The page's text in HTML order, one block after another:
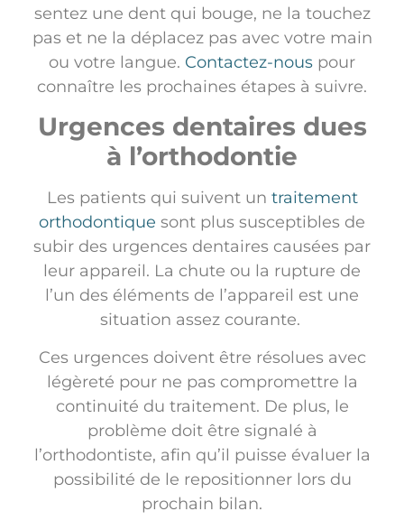
sentez une dent qui bouge, ne la touchez
pas et ne la déplacez pas avec votre main
ou votre langue. Contactez-nous pour
connaître les prochaines étapes à suivre.
Urgences dentaires dues
à l’orthodontie
Les patients qui suivent un traitement
orthodontique sont plus susceptibles de
subir des urgences dentaires causées par
leur appareil. La chute ou la rupture de
l’un des éléments de l’appareil est une
situation assez courante.
Ces urgences doivent être résolues avec
légèreté pour ne pas compromettre la
continuité du traitement. De plus, le
problème doit être signalé à
l’orthodontiste, afin qu’il puisse évaluer la
possibilité de le repositionner lors du
prochain bilan.